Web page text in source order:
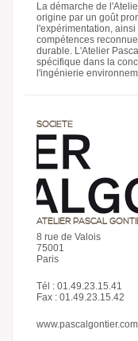
La démarche de
origine par un goût
l'expérimentation,
compétences
durable. L'Atelier
spécifique dans la
l'ingénierie
SOCIÉTÉ
ATELIER PASCAL
8 rue de Valois
75001
Paris
Tél : 01.49.23.15.41
Fax : 01.49.23.15.42
www.pascalgontier.com